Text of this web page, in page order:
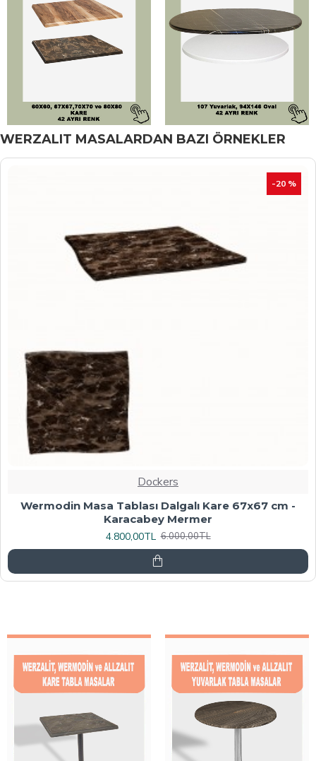
WERZALIT MASALARDAN BAZI ÖRNEKLER
İNDIRIM
Dockers
Werzalit, Allzalit veya Wermodin Masa Tablası
70X120 - Afyon Mermer
6.080,00TL 7.600,00TL